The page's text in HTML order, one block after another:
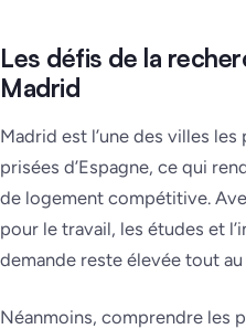
Les défis de la
Madrid
Madrid est l’une des villes
prisées d’Espagne, ce qui
de logement compétitive.
pour le travail, les études et
demande reste élevée tout au
Néanmoins, comprendre les